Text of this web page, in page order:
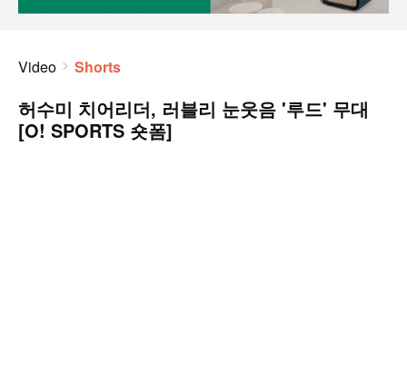
Video Shorts
허수미 치어리더, 러블리 눈웃음 '루드' 무대
[O! SPORTS 숏폼]